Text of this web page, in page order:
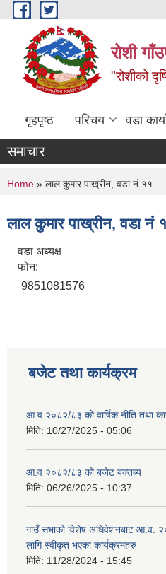
Skip to main content
रोशी
"रोशीको
गृहपृष्ठ परिचय वडा
समाचार
You are here
Home » लाल कुमार पाख्रीन, वडा नं ११
लाल कुमार पाख्रीन, वडा नं
वडा अध्यक्ष
फोन:
9851081576
बजेट तथा कार्यक्रम
आ.व २०८२/८३ को वार्षिक नीति तथा
मिति: 10/27/2025 - 05:06
आ.व २०८२/८३ को बजेट बक्तब्य
मिति: 06/26/2025 - 10:37
गाउँ सभाको विशेष अधिवेशनबाट आ.व.
लागि स्वीकृत भएका कार्यक्रमहरु
मिति: 11/28/2024 - 15:45